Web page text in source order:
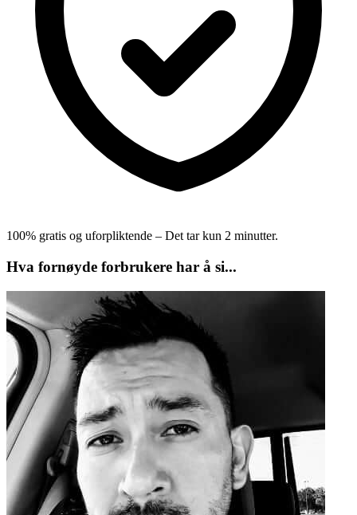
100% gratis og uforpliktende – Det tar kun 2 minutter.
Hva fornøyde forbrukere har å si...